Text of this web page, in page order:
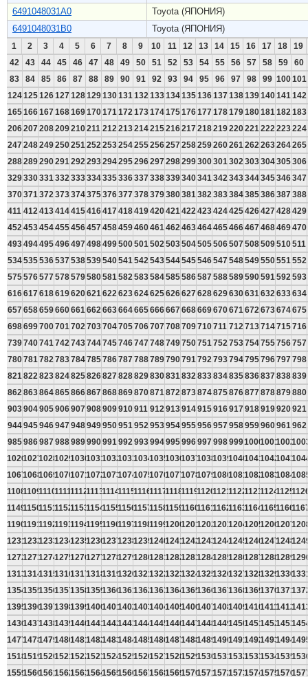
6491048031A0
Toyota (ЯПОНИЯ)
6491048031B0
Toyota (ЯПОНИЯ)
1 2 3 4 5 6 7 8 9 10 11 12 13 14 15 16 17 18
19
42
43 44 45 46 47 48 49 50 51 52 53 54 55 56 57 58 59
60
83
84 85 86 87 88 89 90 91 92 93 94 95 96 97 98 99 100101
124125126127128129130131 132 133134135136137138139140141 142
165166167168169170171 172 173174175176177178179180181 182 183
206207208209210211 212 213214215216217218219220221 222 223224
247248249250251 252 253254255256257258259260261 262 263264265
288289290291 292 293294295296297298299300301 302 303304305306
329330331 332 333334335336337338339340341 342 343344345346347
370371 372 373374375376377378379380381 382 383384385386387388
411 412 413414415416417418419420421 422 423424425426427428429
452 453454455456457458459460461 462 463464465466467468469470
493494495496497498499500501 502 503504505506507508509510511
534535536537538539540541 542 543544545546547548549550551 552
575576577578579580581 582 583584585586587588589590591 592 593
616617618619620621 622 623624625626627628629630631 632 633634
657658659660661 662 663664665666667668669670671 672 673674675
698699700701 702 703704705706707708709710711 712 713714715716
739740741 742 743744745746747748749750751 752 753754755756757
780781 782 783784785786787788789790791 792 793794795796797798
821 822 823824825826827828829830831 832 833834835836837838839
862 863864865866867868869870871 872 873874875876877878879880
903904905906907908909910911 912 913914915916917918919920921
944945946947948949950951 952 953954955956957958959960961 962
985986987988989990991 992 993994995996997998999100010011002
102610271028102910301031103210331034103510361037103810391040104110421043
106710681069107010711072107310741075107610771078107910801081108210831084
110811091110111111121113111411151116111711181119112011211122112311241125
114911501151115211531154115511561157115811591160116111621163116411651166
119011911192119311941195119611971198119912001201120212031204120512061207
123112321233123412351236123712381239124012411242124312441245124612471248
127212731274127512761277127812791280128112821283128412851286128712881289
131313141315131613171318131913201321132213231324132513261327132813291330
135413551356135713581359136013611362136313641365136613671368136913701371
139513961397139813991400140114021403140414051406140714081409141014111412
143614371438143914401441144214431444144514461447144814491450145114521453
147714781479148014811482148314841485148614871488148914901491149214931494
151815191520152115221523152415251526152715281529153015311532153315341535
155915601561156215631564156515661567156815691570157115721573157415751576